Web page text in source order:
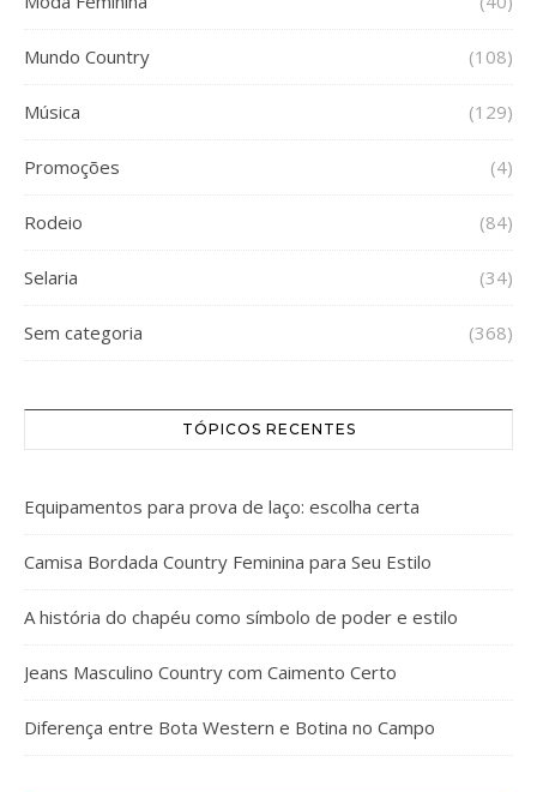
Mundo Country (108)
Música (129)
Promoções (4)
Rodeio (84)
Selaria (34)
Sem categoria (368)
TÓPICOS RECENTES
Equipamentos para prova de laço: escolha certa
Camisa Bordada Country Feminina para Seu Estilo
A história do chapéu como símbolo de poder e estilo
Jeans Masculino Country com Caimento Certo
Diferença entre Bota Western e Botina no Campo